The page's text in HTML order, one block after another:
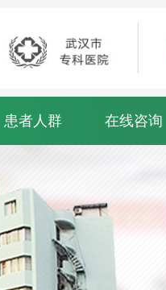
患者人群 在线咨询